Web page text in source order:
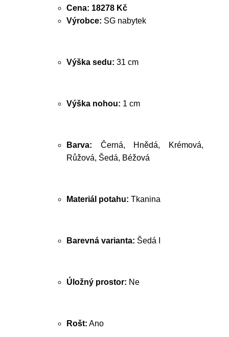
Cena: 18278 Kč
Výrobce: SG nabytek
Výška sedu: 31 cm
Výška nohou: 1 cm
Barva: Černá, Hnědá, Krémová,
Růžová, Šedá, Béžová
Materiál potahu: Tkanina
Barevná varianta: Šedá I
Úložný prostor: Ne
Rošt: Ano